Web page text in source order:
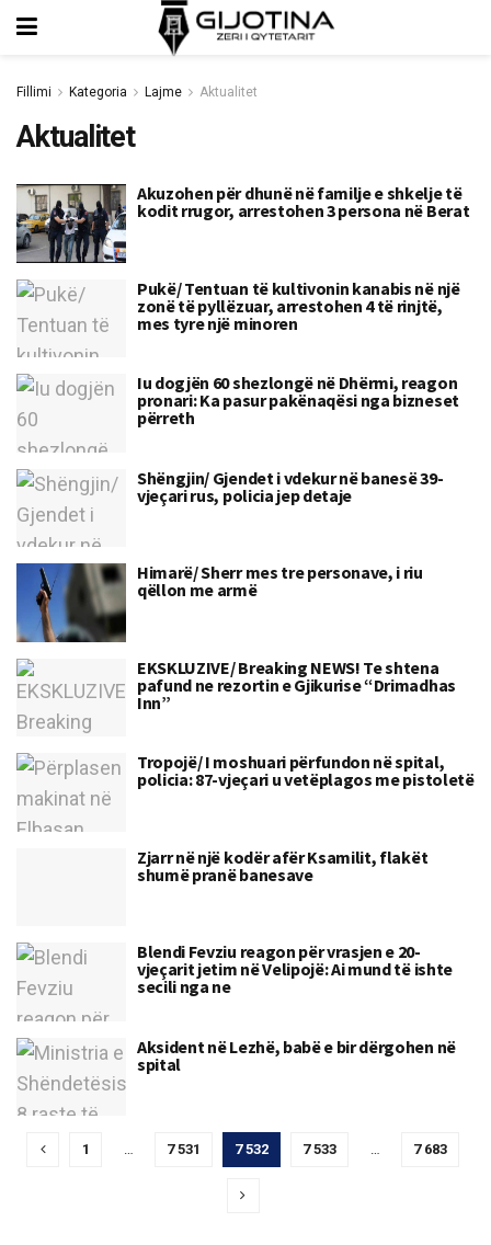
Fillimi Kategoria Lajme Aktualitet
Aktualitet
Akuzohen për dhunë në familje e shkelje të
kodit rrugor, arrestohen 3 persona në Berat
Pukë/ Tentuan të kultivonin kanabis në një
zonë të pyllëzuar, arrestohen 4 të rinjtë,
mes tyre një minoren
Iu dogjën 60 shezlongë në Dhërmi, reagon
pronari: Ka pasur pakënaqësi nga bizneset
përreth
Shëngjin/ Gjendet i vdekur në banesë 39-
vjeçari rus, policia jep detaje
Himarë/ Sherr mes tre personave, i riu
qëllon me armë
EKSKLUZIVE/ Breaking NEWS! Te shtena
pafund ne rezortin e Gjikurise “Drimadhas
Inn”
Tropojë/ I moshuari përfundon në spital,
policia: 87-vjeçari u vetëplagos me pistoletë
Zjarr në një kodër afër Ksamilit, flakët
shumë pranë banesave
Blendi Fevziu reagon për vrasjen e 20-
vjeçarit jetim në Velipojë: Ai mund të ishte
secili nga ne
Aksident në Lezhë, babë e bir dërgohen në
spital
1 … 7 531 7 532 7 533 … 7 683